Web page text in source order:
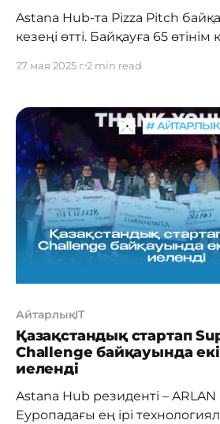
Astana Hub-та Pizza Pitch
кезеңі өтті. Байқауға 65
жоғары жобалар іріктелді.
сарапшылар мен кәсіби
өкілдеріне таныстырды. «Біз Pizza Pitch
байқауын 2018 жылдан бері
өткізіп келеміз. Бүгінде
басым бөлігі алғаш рет дәл
27 мая 2025 г.2 min read
АйтарлықIT
Қазақстандық стартап
Challenge байқауында
иеленді
Astana Hub резиденті – ARLAN
Еуропадағы ең ірі